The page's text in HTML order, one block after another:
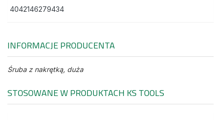
4042146279434
INFORMACJE PRODUCENTA
Śruba z nakrętką, duża
STOSOWANE W PRODUKTACH KS TOOLS